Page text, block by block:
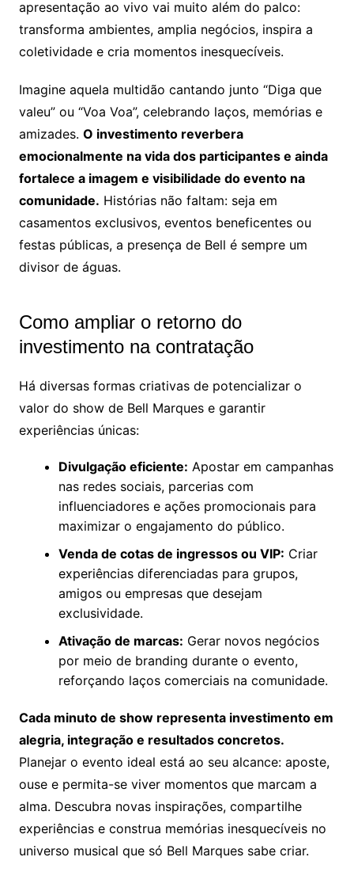
apresentação ao vivo vai muito além do palco:
transforma ambientes, amplia negócios, inspira a
coletividade e cria momentos inesquecíveis.
Imagine aquela multidão cantando junto “Diga que
valeu” ou “Voa Voa”, celebrando laços, memórias e
amizades. O investimento reverbera
emocionalmente na vida dos participantes e ainda
fortalece a imagem e visibilidade do evento na
comunidade. Histórias não faltam: seja em
casamentos exclusivos, eventos beneficentes ou
festas públicas, a presença de Bell é sempre um
divisor de águas.
Como ampliar o retorno do
investimento na contratação
Há diversas formas criativas de potencializar o
valor do show de Bell Marques e garantir
experiências únicas:
Divulgação eficiente: Apostar em campanhas
nas redes sociais, parcerias com
influenciadores e ações promocionais para
maximizar o engajamento do público.
Venda de cotas de ingressos ou VIP: Criar
experiências diferenciadas para grupos,
amigos ou empresas que desejam
exclusividade.
Ativação de marcas: Gerar novos negócios
por meio de branding durante o evento,
reforçando laços comerciais na comunidade.
Cada minuto de show representa investimento em
alegria, integração e resultados concretos.
Planejar o evento ideal está ao seu alcance: aposte,
ouse e permita-se viver momentos que marcam a
alma. Descubra novas inspirações, compartilhe
experiências e construa memórias inesquecíveis no
universo musical que só Bell Marques sabe criar.